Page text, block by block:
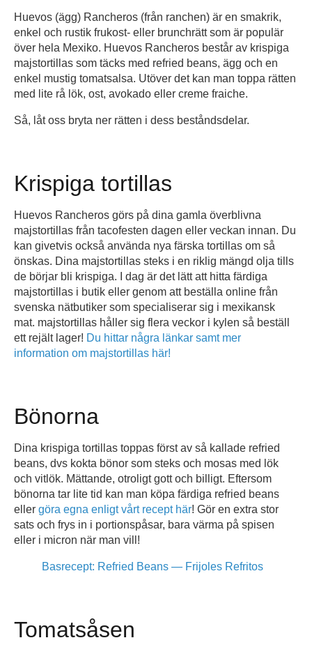
Huevos (ägg) Rancheros (från ranchen) är en smakrik,
enkel och rustik frukost- eller brunchrätt som är populär
över hela Mexiko. Huevos Rancheros består av krispiga
majstortillas som täcks med refried beans, ägg och en
enkel mustig tomatsalsa. Utöver det kan man toppa rätten
med lite rå lök, ost, avokado eller creme fraiche.
Så, låt oss bryta ner rätten i dess beståndsdelar.
Krispiga tortillas
Huevos Rancheros görs på dina gamla överblivna
majstortillas från tacofesten dagen eller veckan innan. Du
kan givetvis också använda nya färska tortillas om så
önskas. Dina majstortillas steks i en riklig mängd olja tills
de börjar bli krispiga. I dag är det lätt att hitta färdiga
majstortillas i butik eller genom att beställa online från
svenska nätbutiker som specialiserar sig i mexikansk
mat. majstortillas håller sig flera veckor i kylen så beställ
ett rejält lager! Du hittar några länkar samt mer
information om majstortillas här!
Bönorna
Dina krispiga tortillas toppas först av så kallade refried
beans, dvs kokta bönor som steks och mosas med lök
och vitlök. Mättande, otroligt gott och billigt. Eftersom
bönorna tar lite tid kan man köpa färdiga refried beans
eller göra egna enligt vårt recept här! Gör en extra stor
sats och frys in i portionspåsar, bara värma på spisen
eller i micron när man vill!
Basrecept: Refried Beans — Frijoles Refritos
Tomatsåsen